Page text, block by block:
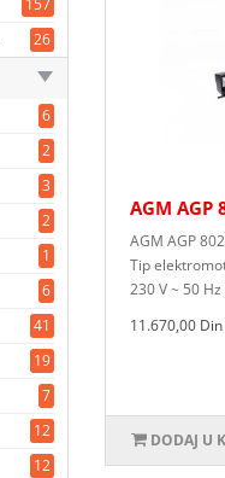
157
26
6
2
3
2
1
6
41
19
7
12
12
AGM
AGM AGP
Tip
230 V ~ 50
11.670,00 Din
DODAJ U